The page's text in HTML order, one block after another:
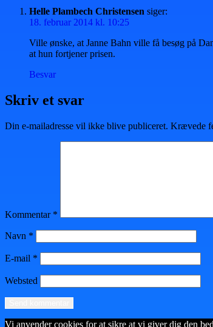
Helle Plambech Christensen siger:
18. februar 2014 kl. 10:25
Ville ønske, at Janne Bahn ville få besøg på
at hun fortjener prisen.
Besvar
Skriv et svar
Din e-mailadresse vil ikke blive publiceret. Krævede
Kommentar *
Navn *
E-mail *
Websted
Vi anvender cookies for at sikre at vi giver dig den